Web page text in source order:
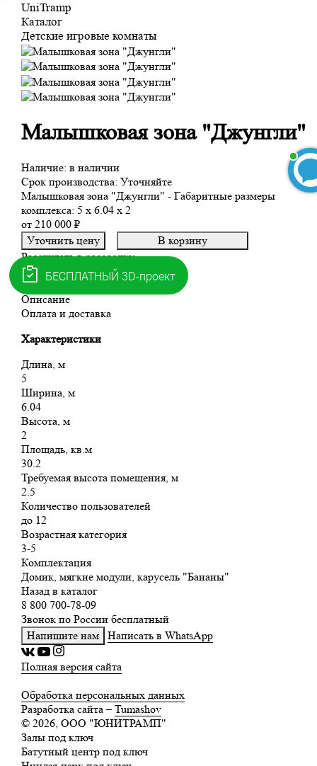
UniTramp
Каталог
Детские игровые комнаты
Малышковая зона "Джунгли"
Наличие: в наличии
Срок производства: Уточняйте
Малышковая зона "Джунгли" - Габаритные размеры
комплекса: 5 х 6.04 х 2
от 210 000 ₽
Уточнить цену
В корзину
Рассчитать в рассрочку
Рассчитать в кредит
Получить прайс
Описание
Оплата и доставка
Характеристики
Длина, м
5
Ширина, м
6.04
Высота, м
2
Площадь, кв.м
30.2
Требуемая высота помещения, м
2.5
Количество пользователей
до 12
Возрастная категория
3-5
Комплектация
Домик, мягкие модули, карусель "Бананы"
Назад в каталог
8 800 700-78-09
Звонок по России бесплатный
Напишите нам
Написать в WhatsApp
Полная версия сайта
Обработка персональных данных
Разработка сайта –Tumashov
© 2026, ООО "ЮНИТРАМП"
Залы под ключ
Батутный центр под ключ
БЕСПЛАТНЫЙ 3D-проект